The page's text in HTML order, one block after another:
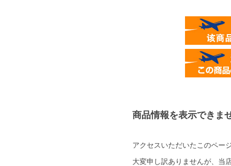
商品情報を表示できま
アクセスいただいたこのペー
大変申し訳ありませんが、当